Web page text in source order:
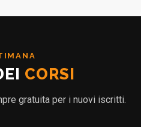
CORSI
gratuita per i nuovi iscritti.